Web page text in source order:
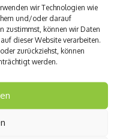
wir Technologien wie
und/oder darauf
zustimmst, können wir Daten
dieser Website verarbeiten.
zurückziehst, können
werden.
reichen, aber viel
Abu Dhabi